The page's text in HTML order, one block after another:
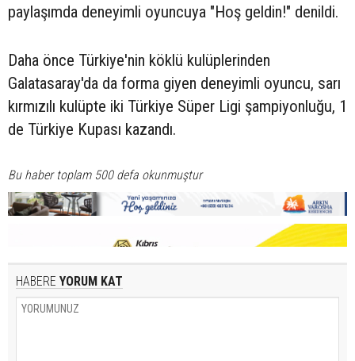
paylaşımda deneyimli oyuncuya "Hoş geldin!" denildi.
Daha önce Türkiye'nin köklü kulüplerinden
Galatasaray'da da forma giyen deneyimli oyuncu, sarı
kırmızılı kulüpte iki Türkiye Süper Ligi şampiyonluğu, 1
de Türkiye Kupası kazandı.
Bu haber toplam 500 defa okunmuştur
HABERE YORUM KAT